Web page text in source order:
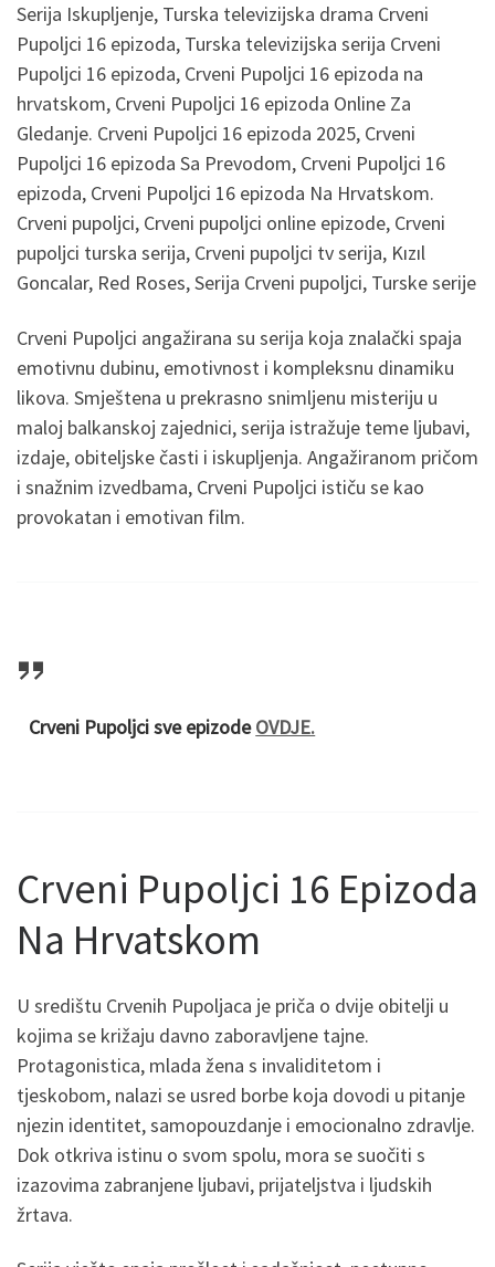
Serija Iskupljenje, Turska televizijska drama Crveni
Pupoljci 16 epizoda, Turska televizijska serija Crveni
Pupoljci 16 epizoda, Crveni Pupoljci 16 epizoda na
hrvatskom, Crveni Pupoljci 16 epizoda Online Za
Gledanje. Crveni Pupoljci 16 epizoda 2025, Crveni
Pupoljci 16 epizoda Sa Prevodom, Crveni Pupoljci 16
epizoda, Crveni Pupoljci 16 epizoda Na Hrvatskom.
Crveni pupoljci, Crveni pupoljci online epizode, Crveni
pupoljci turska serija, Crveni pupoljci tv serija, Kızıl
Goncalar, Red Roses, Serija Crveni pupoljci, Turske serije
Crveni Pupoljci angažirana su serija koja znalački spaja
emotivnu dubinu, emotivnost i kompleksnu dinamiku
likova. Smještena u prekrasno snimljenu misteriju u
maloj balkanskoj zajednici, serija istražuje teme ljubavi,
izdaje, obiteljske časti i iskupljenja. Angažiranom pričom
i snažnim izvedbama, Crveni Pupoljci ističu se kao
provokatan i emotivan film.
Crveni Pupoljci sve epizodeOVDJE.
Crveni Pupoljci 16 Epizoda
Na Hrvatskom
U središtu Crvenih Pupoljaca je priča o dvije obitelji u
kojima se križaju davno zaboravljene tajne.
Protagonistica, mlada žena s invaliditetom i
tjeskobom, nalazi se usred borbe koja dovodi u pitanje
njezin identitet, samopouzdanje i emocionalno zdravlje.
Dok otkriva istinu o svom spolu, mora se suočiti s
izazovima zabranjene ljubavi, prijateljstva i ljudskih
žrtava.